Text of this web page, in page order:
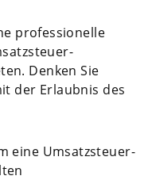
professionelle
Denken Sie
der Erlaubnis des
eine Umsatzsteuer-